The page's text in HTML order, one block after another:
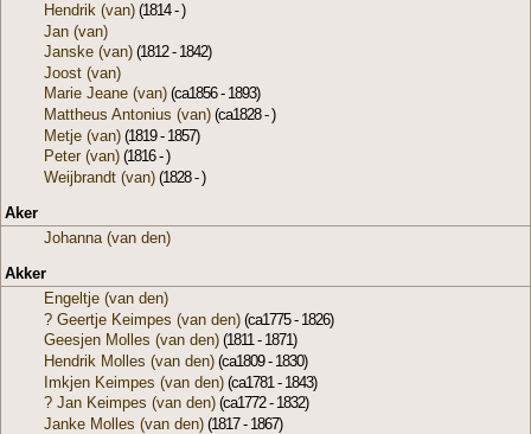
Hendrik (van) (1814 - )
Jan (van)
Janske (van) (1812 - 1842)
Joost (van)
Marie Jeane (van) (ca1856 - 1893)
Mattheus Antonius (van) (ca1828 - )
Metje (van) (1819 - 1857)
Peter (van) (1816 - )
Weijbrandt (van) (1828 - )
Aker
Johanna (van den)
Akker
Engeltje (van den)
? Geertje Keimpes (van den) (ca1775 - 1826)
Geesjen Molles (van den) (1811 - 1871)
Hendrik Molles (van den) (ca1809 - 1830)
Imkjen Keimpes (van den) (ca1781 - 1843)
? Jan Keimpes (van den) (ca1772 - 1832)
Janke Molles (van den) (1817 - 1867)